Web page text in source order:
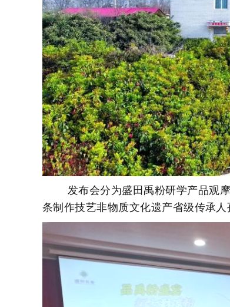
发布会分为盛田禹粉研学产品观
条制作技艺非物质文化遗产省级传承